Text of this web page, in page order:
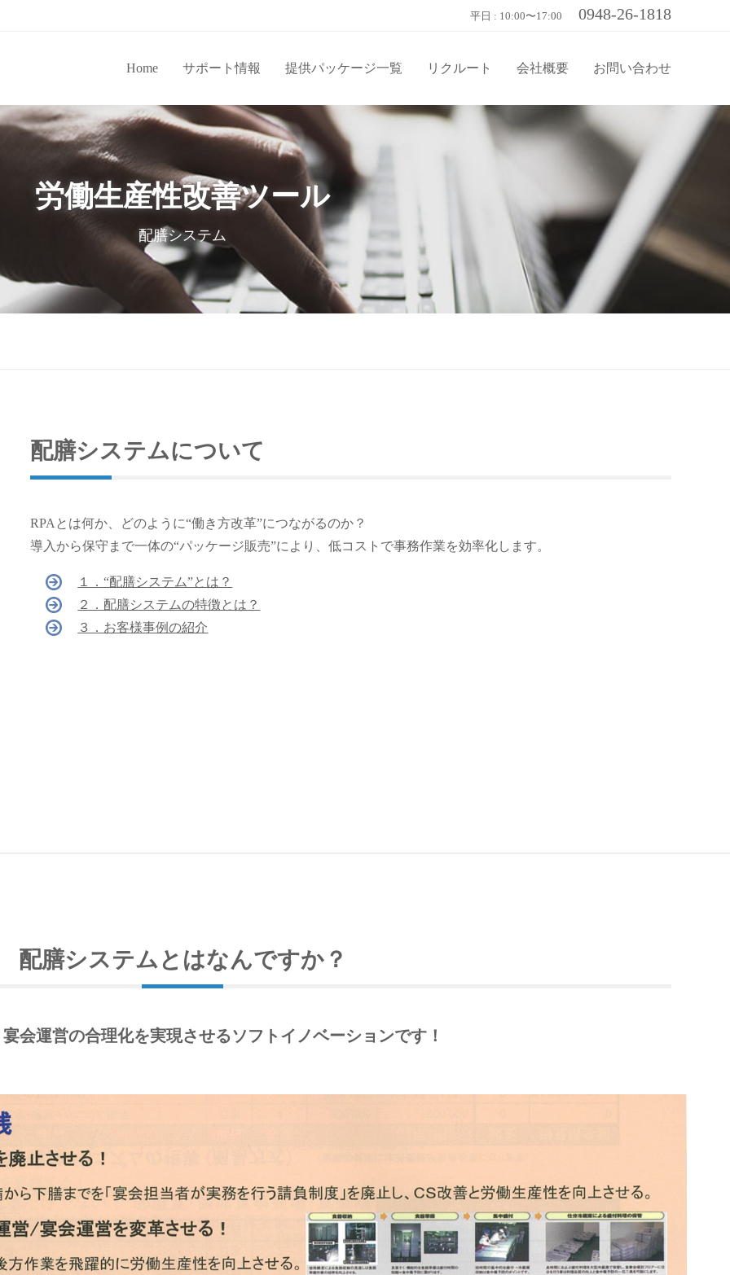
平日 : 10:00〜17:00 0948-26-1818
Home サポート情報 提供パッケージ一覧 リクルート 会社概要 お問い合わせ
労働生産性改善ツール
配膳システム
配膳システムについて
RPAとは何か、どのように“働き方改革”につながるのか？
導入から保守まで一体の“パッケージ販売”により、低コストで事務作業を効率化します。
１．“配膳システム”とは？
２．配膳システムの特徴とは？
３．お客様事例の紹介
配膳システムとはなんですか？
会運営の合理化を実現させるソフトイノベーションです！